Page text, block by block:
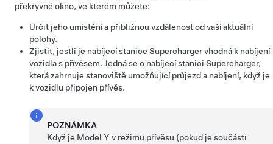
překryvné okno, ve kterém můžete:
Určit jeho umístění a přibližnou vzdálenost od vaší aktuální
polohy.
Zjistit, jestli je nabíjecí stanice Supercharger vhodná k nabíjení
vozidla s přívěsem. Jedná se o nabíjecí stanici Supercharger,
která zahrnuje stanoviště umožňující průjezd a nabíjení, když je
k vozidlu připojen přívěs.
POZNÁMKA
Když je Model Y v režimu přívěsu (pokud je součástí